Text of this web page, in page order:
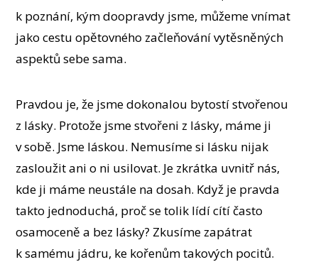
k poznání, kým doopravdy jsme, můžeme vnímat
jako cestu opětovného začleňování vytěsněných
aspektů sebe sama.
Pravdou je, že jsme dokonalou bytostí stvořenou
z lásky. Protože jsme stvořeni z lásky, máme ji
v sobě. Jsme láskou. Nemusíme si lásku nijak
zasloužit ani o ni usilovat. Je zkrátka uvnitř nás,
kde ji máme neustále na dosah. Když je pravda
takto jednoduchá, proč se tolik lídí cítí často
osamoceně a bez lásky? Zkusíme zapátrat
k samému jádru, ke kořenům takových pocitů.